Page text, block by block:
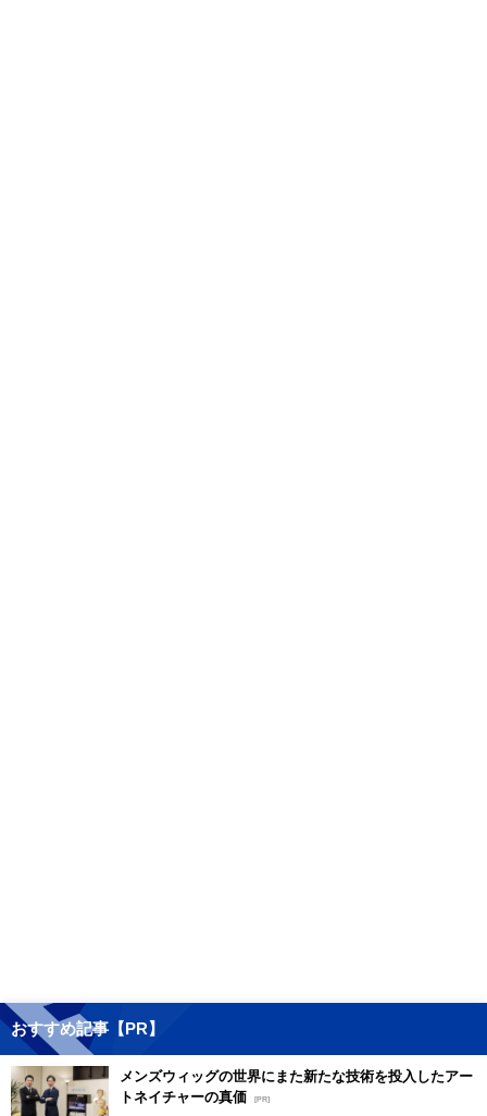
おすすめ記事【PR】
メンズウィッグの世界にまた新たな技術を投入したアー
トネイチャーの真価 [PR]